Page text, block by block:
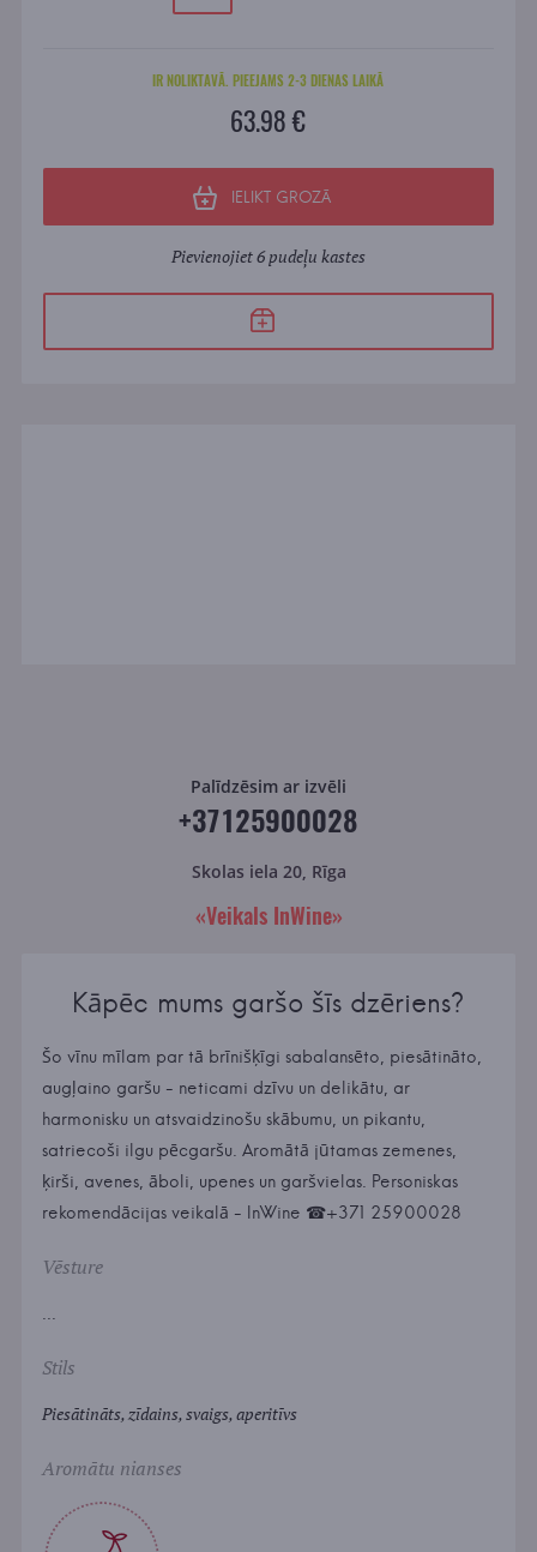
IR NOLIKTAVĀ. PIEEJAMS 2-3 DIENAS LAIKĀ
63.98 €
IELIKT GROZĀ
Pievienojiet 6 pudeļu kastes
Palīdzēsim ar izvēli
+37125900028
Skolas iela 20, Rīga
«Veikals InWine»
Kāpēc mums garšo šīs dzēriens?
Šo vīnu mīlam par tā brīnišķīgi sabalansēto, piesātināto,
augļaino garšu - neticami dzīvu un delikātu, ar
harmonisku un atsvaidzinošu skābumu, un pikantu,
satriecoši ilgu pēcgaršu. Aromātā jūtamas zemenes,
ķirši, avenes, āboli, upenes un garšvielas. Personiskas
rekomendācijas veikalā - InWine ☎+371 25900028
Vēsture
...
Stils
Piesātināts, zīdains, svaigs, aperitīvs
Aromātu nianses